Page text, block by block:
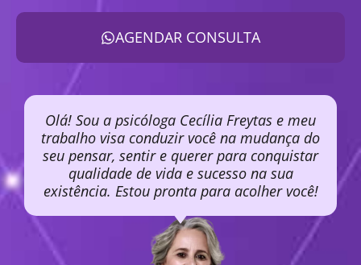
AGENDAR CONSULTA
Olá! Sou a psicóloga Cecília Freytas e meu
trabalho visa conduzir você na mudança do
seu pensar, sentir e querer para conquistar
qualidade de vida e sucesso na sua
existência. Estou pronta para acolher você!